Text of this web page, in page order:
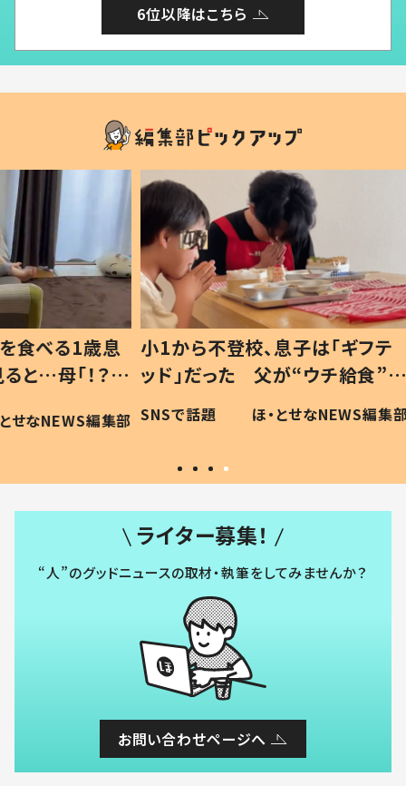
6位以降はこちら
歳息
？」
編集部
小1から不登校、息子は「ギフテ
ッド」だった 父が“ウチ給食”を
作り続ける理由とは #令和の親
#令和の子
SNSで話題 ほ・とせなNEWS編集部
ひ孫
が、抱
「涙
い」
ライター募集！
“人”のグッドニュースの取材・執筆をしてみませんか？
お問い合わせページへ